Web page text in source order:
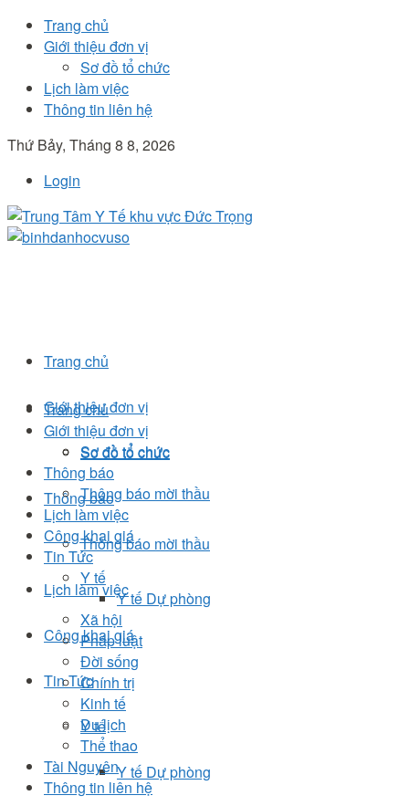
Trang chủ
Giới thiệu đơn vị
Sơ đồ tổ chức
Lịch làm việc
Thông tin liên hệ
Thứ Bảy, Tháng 8 8, 2026
Login
Trang chủ
Giới thiệu đơn vị
Sơ đồ tổ chức
Thông báo
Thông báo mời thầu
Lịch làm việc
Công khai giá
Tin Tức
Y tế
Y tế Dự phòng
Trang chủ
Giới thiệu đơn vị
Sơ đồ tổ chức
Thông báo
Thông báo mời thầu
Lịch làm việc
Công khai giá
Tin Tức
Y tế
Y tế Dự phòng
Xã hội
Pháp luật
Đời sống
Chính trị
Kinh tế
Du lịch
Thể thao
Tài Nguyên
Thông tin liên hệ